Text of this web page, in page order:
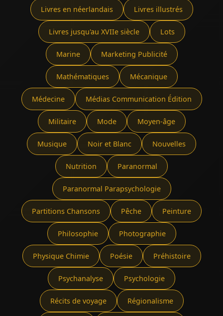
Livres en néerlandais Livres illustrés
Livres jusqu'au XVIIe siècle Lots
Marine Marketing Publicité
Mathématiques Mécanique
Médecine Médias Communication Édition
Militaire Mode Moyen-âge
Musique Noir et Blanc Nouvelles
Nutrition Paranormal
Paranormal Parapsychologie
Partitions Chansons Pêche Peinture
Philosophie Photographie
Physique Chimie Poésie Préhistoire
Psychanalyse Psychologie
Récits de voyage Régionalisme